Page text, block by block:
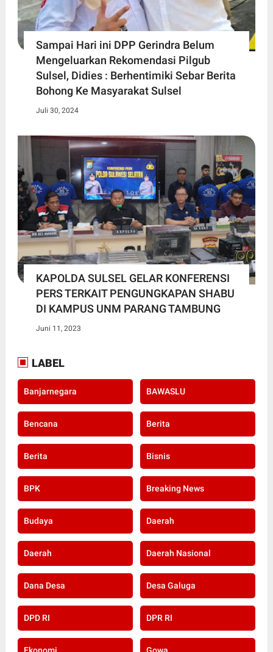
Sampai Hari ini DPP Gerindra Belum
Mengeluarkan Rekomendasi Pilgub
Sulsel, Didies : Berhentimiki Sebar Berita
Bohong Ke Masyarakat Sulsel
Juli 30, 2024
KAPOLDA SULSEL GELAR KONFERENSI
PERS TERKAIT PENGUNGKAPAN SHABU
DI KAMPUS UNM PARANG TAMBUNG
Juni 11, 2023
LABEL
Banjarnegara BAWASLU
Bencana Berita
Berita Bisnis
BPK Breaking News
Budaya Daerah
Daerah Daerah Nasional
Dana Desa Desa Galuga
DPD RI DPR RI